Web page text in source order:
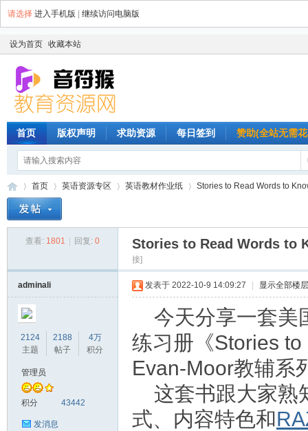
请选择 进入手机版 继续访问电脑版
设为首页 收藏本站
首页 版权声明 求助资源 每日签到 赞助(全站无需
首页
›
英语资源专区 英语教材作业纸
›
Stories to Read Words to
查看: 1801 回复: 0 Stories to Read Words to
接]
adminali
2124
主题
2188
帖子
4万
积分
管理员
积分 43442
发消息
发表于 2022-10-9 14:09:27 显示全部楼层
今天分享一套美
练习册《Stories
Evan-Moor教辅系
这套书跟大家熟
式、内容特色和